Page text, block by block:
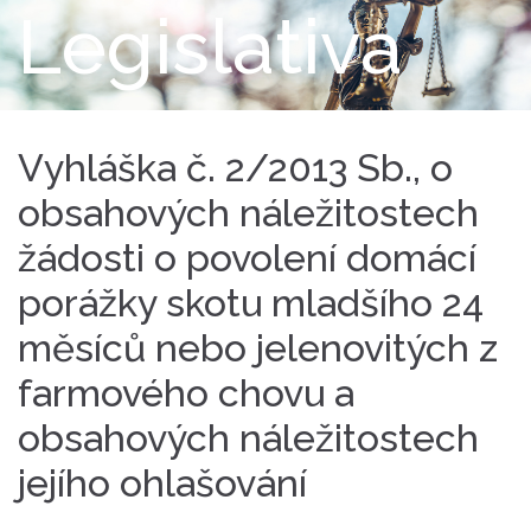
Legislativa
Vyhláška č. 2/2013 Sb., o
obsahových náležitostech
žádosti o povolení domácí
porážky skotu mladšího 24
měsíců nebo jelenovitých z
farmového chovu a
obsahových náležitostech
jejího ohlašování